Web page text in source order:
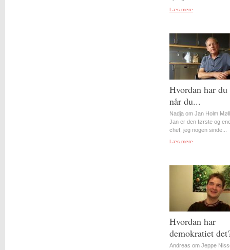
Læs mere
Hvordan har du
når du...
Nadja om Jan Holm
Jan er den første og
chef, jeg nogen sinde...
Læs mere
Hvordan har
demokratiet
Andreas om Jeppe